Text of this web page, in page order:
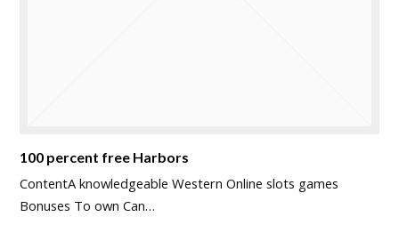
100 percent free Harbors
ContentA knowledgeable Western Online slots games
Bonuses To own Can…